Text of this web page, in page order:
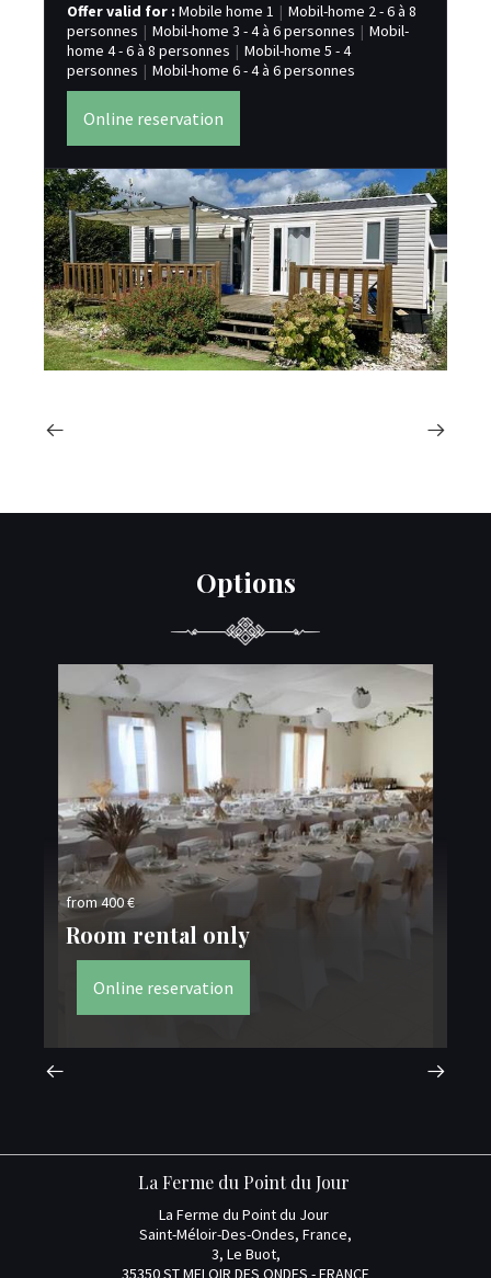
Offer valid for : Mobile home 1 | Mobil-home 2 - 6 à 8
personnes | Mobil-home 3 - 4 à 6 personnes | Mobil-
home 4 - 6 à 8 personnes | Mobil-home 5 - 4
personnes | Mobil-home 6 - 4 à 6 personnes
Online reservation
Options
from 400 €
Room rental only
Online reservation
La Ferme du Point du Jour
La Ferme du Point du Jour
Saint-Méloir-Des-Ondes, France,
3, Le Buot,
35350 ST MELOIR DES ONDES - FRANCE